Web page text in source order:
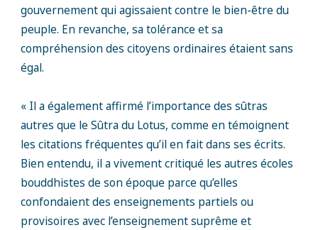
gouvernement qui agissaient contre le bien-être du
peuple. En revanche, sa tolérance et sa
compréhension des citoyens ordinaires étaient sans
égal.
« Il a également affirmé l’importance des sûtras
autres que le Sûtra du Lotus, comme en témoignent
les citations fréquentes qu’il en fait dans ses écrits.
Bien entendu, il a vivement critiqué les autres écoles
bouddhistes de son époque parce qu’elles
confondaient des enseignements partiels ou
provisoires avec l’enseignement suprême et